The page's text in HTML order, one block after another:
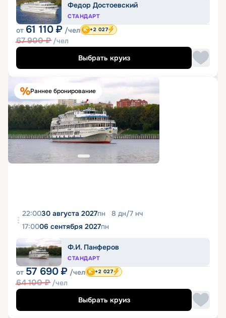
Федор Достоевский
СТАНДАРТ
от 61 110 ₽ /чел
67 900₽ /чел
+2 027
Выбрать круиз
Раннее бронирование
22:0030 августа 2027пн 8 дн/7 нч
17:0006 сентября 2027пн
Ф.И. Панферов
СТАНДАРТ
от 57 690 ₽ /чел
64 100₽ /чел
+2 027
Выбрать круиз